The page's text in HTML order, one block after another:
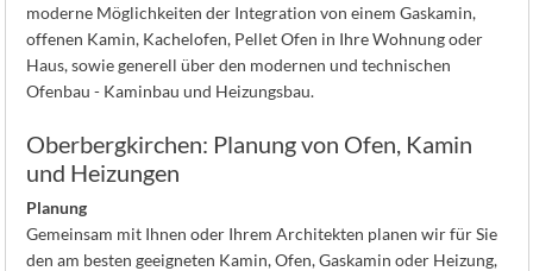
moderne Möglichkeiten der Integration von einem Gaskamin,
offenen Kamin, Kachelofen, Pellet Ofen in Ihre Wohnung oder
Haus, sowie generell über den modernen und technischen
Ofenbau - Kaminbau und Heizungsbau.
Oberbergkirchen: Planung von Ofen, Kamin
und Heizungen
Planung
Gemeinsam mit Ihnen oder Ihrem Architekten planen wir für Sie
den am besten geeigneten Kamin, Ofen, Gaskamin oder Heizung,